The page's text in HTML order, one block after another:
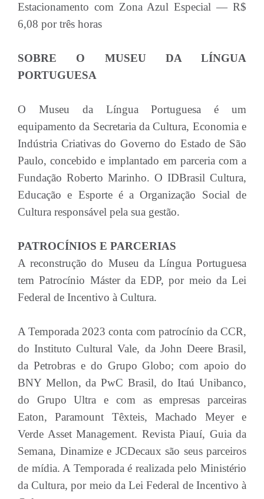
Estacionamento com Zona Azul Especial — R$
6,08 por três horas
SOBRE O MUSEU DA LÍNGUA
PORTUGUESA
O Museu da Língua Portuguesa é um
equipamento da Secretaria da Cultura, Economia e
Indústria Criativas do Governo do Estado de São
Paulo, concebido e implantado em parceria com a
Fundação Roberto Marinho. O IDBrasil Cultura,
Educação e Esporte é a Organização Social de
Cultura responsável pela sua gestão.
PATROCÍNIOS E PARCERIAS
A reconstrução do Museu da Língua Portuguesa
tem Patrocínio Máster da EDP, por meio da Lei
Federal de Incentivo à Cultura.
A Temporada 2023 conta com patrocínio da CCR,
do Instituto Cultural Vale, da John Deere Brasil,
da Petrobras e do Grupo Globo; com apoio do
BNY Mellon, da PwC Brasil, do Itaú Unibanco,
do Grupo Ultra e com as empresas parceiras
Eaton, Paramount Têxteis, Machado Meyer e
Verde Asset Management. Revista Piauí, Guia da
Semana, Dinamize e JCDecaux são seus parceiros
de mídia. A Temporada é realizada pelo Ministério
da Cultura, por meio da Lei Federal de Incentivo à